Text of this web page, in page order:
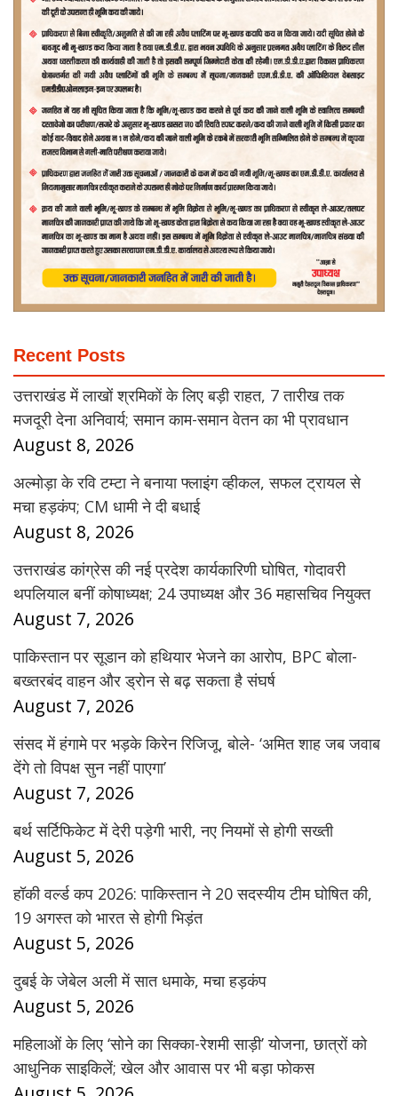
Recent Posts
उत्तराखंड में लाखों श्रमिकों के लिए बड़ी राहत, 7 तारीख तक
मजदूरी देना अनिवार्य; समान काम-समान वेतन का भी प्रावधान
August 8, 2026
अल्मोड़ा के रवि टम्टा ने बनाया फ्लाइंग व्हीकल, सफल ट्रायल से
मचा हड़कंप; CM धामी ने दी बधाई
August 8, 2026
उत्तराखंड कांग्रेस की नई प्रदेश कार्यकारिणी घोषित, गोदावरी
थपलियाल बनीं कोषाध्यक्ष; 24 उपाध्यक्ष और 36 महासचिव नियुक्त
August 7, 2026
पाकिस्तान पर सूडान को हथियार भेजने का आरोप, BPC बोला-
बख्तरबंद वाहन और ड्रोन से बढ़ सकता है संघर्ष
August 7, 2026
संसद में हंगामे पर भड़के किरेन रिजिजू, बोले- ‘अमित शाह जब जवाब
देंगे तो विपक्ष सुन नहीं पाएगा’
August 7, 2026
बर्थ सर्टिफिकेट में देरी पड़ेगी भारी, नए नियमों से होगी सख्ती
August 5, 2026
हॉकी वर्ल्ड कप 2026: पाकिस्तान ने 20 सदस्यीय टीम घोषित की,
19 अगस्त को भारत से होगी भिड़ंत
August 5, 2026
दुबई के जेबेल अली में सात धमाके, मचा हड़कंप
August 5, 2026
महिलाओं के लिए ‘सोने का सिक्का-रेशमी साड़ी’ योजना, छात्रों को
आधुनिक साइकिलें; खेल और आवास पर भी बड़ा फोकस